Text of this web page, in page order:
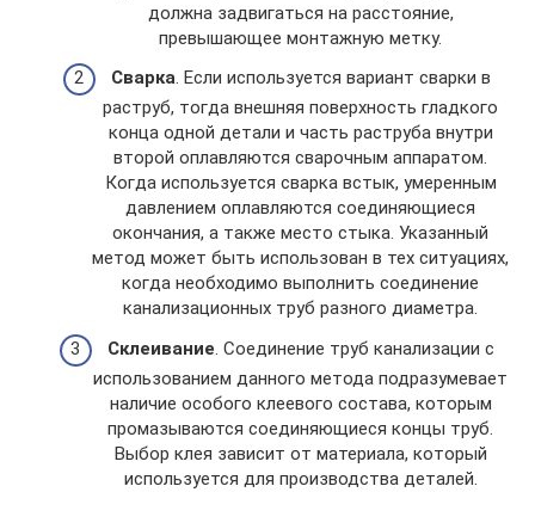
должна задвигаться на расстояние,
превышающее монтажную метку.
Сварка. Если используется вариант сварки в
раструб, тогда внешняя поверхность гладкого
конца одной детали и часть раструба внутри
второй оплавляются сварочным аппаратом.
Когда используется сварка встык, умеренным
давлением оплавляются соединяющиеся
окончания, а также место стыка. Указанный
метод может быть использован в тех ситуациях,
когда необходимо выполнить соединение
канализационных труб разного диаметра.
Склеивание. Соединение труб канализации с
использованием данного метода подразумевает
наличие особого клеевого состава, которым
промазываются соединяющиеся концы труб.
Выбор клея зависит от материала, который
используется для производства деталей.